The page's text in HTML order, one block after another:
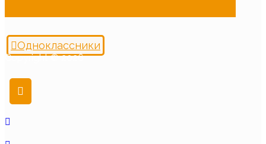
Одноклассники
Copyright © 2026